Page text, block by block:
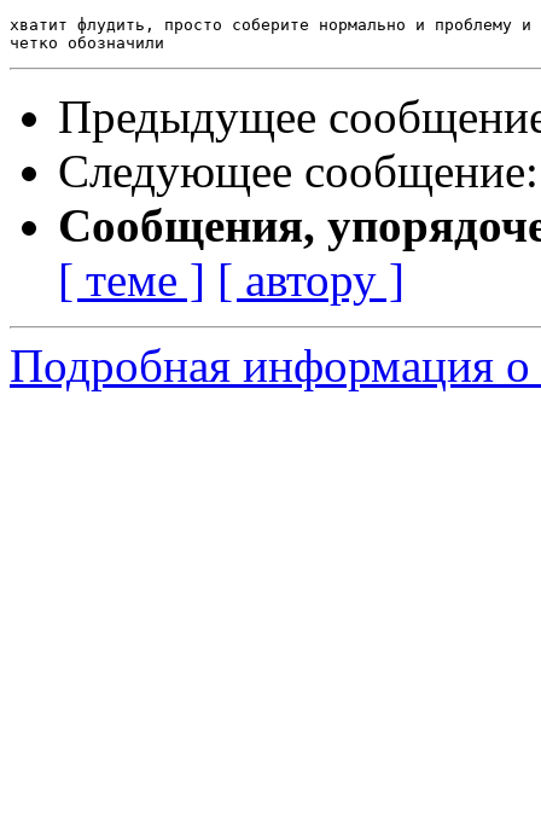
хватит флудить, просто соберите нормально и проблему и
Предыдущее
Следующее
Сообщения,
[ теме ] [ автору ]
Подробная информация